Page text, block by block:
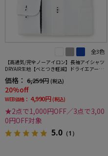
全3色
【高通気/完全ノーアイロン】長袖アイシャツ
DRYAIR生地【べとつき軽減】ドライエアース
定ストレッチ防汚効果吸汗速乾ワイシャツ春
夏
価格： 6,259円 (税込)
20%off
WEB価格： 4,990円 (税込)
★2点で1,000円OFF／3点で3,00
0円OFF対象
5.0 （1）